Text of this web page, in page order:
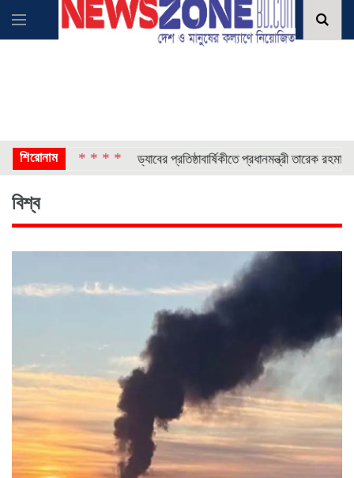
শিরোনাম
৫০ * * * * ড্যাবের প্রতিষ্ঠাবার্ষিকীতে প্রধানমন্ত্রী তারেক রহমান * *
বিশ্ব